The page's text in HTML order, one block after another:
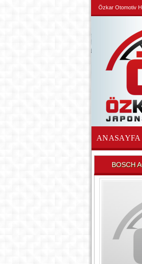
Özkar Otomotiv
ANASAYFA
İLETİŞİM
BOSCH